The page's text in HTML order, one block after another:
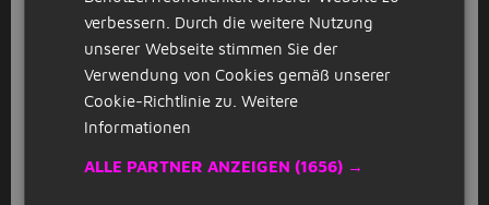
Rettungsschwimmer
David Lloyd Stuttgart (8km)
GESPONSERT
verbessern. Durch die weitere Nutzung
unserer Webseite stimmen Sie der
Verwendung von Cookies gemäß unserer
Cookie-Richtlinie zu. Weitere
Informationen
ALLE PARTNER ANZEIGEN (1656) →